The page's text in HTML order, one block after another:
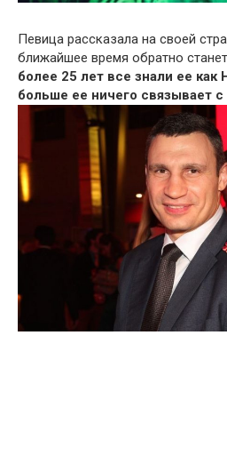
Певица рассказала на своей
ближайшее время обратно
более 25 лет все знали ее как
больше ее ничего связывает